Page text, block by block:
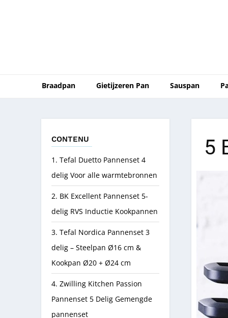
Braadpan Gietijzeren Pan Sauspan
CONTENU
1. Tefal Duetto Pannenset 4
delig Voor alle warmtebronnen
2. BK Excellent Pannenset 5-
delig RVS Inductie Kookpannen
3. Tefal Nordica Pannenset 3
delig – Steelpan Ø16 cm &
Kookpan Ø20 + Ø24 cm
4. Zwilling Kitchen Passion
Pannenset 5 Delig Gemengde
pannenset
5